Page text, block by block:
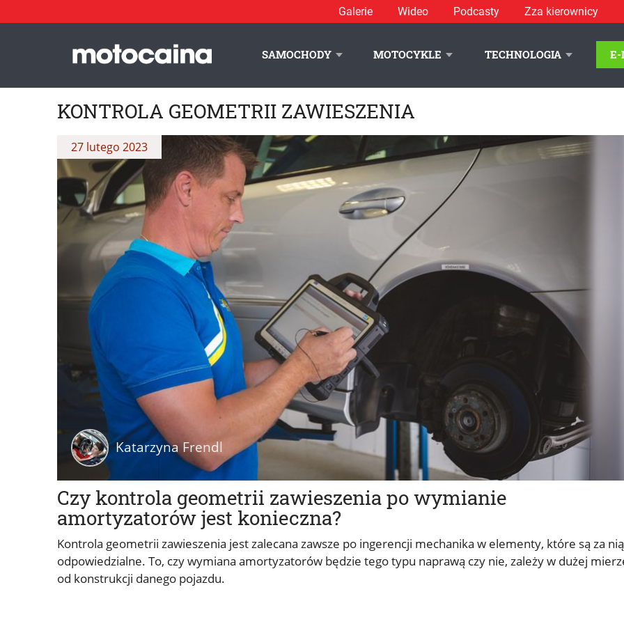
Galerie Wideo Podcasty Zza kierownicy
SAMOCHODY MOTOCYKLE TECHNOLOGIA E-
KONTROLA GEOMETRII ZAWIESZENIA
Czy kontrola geometrii zawieszenia po wymianie
amortyzatorów jest konieczna?
27 lutego 2023
Katarzyna Frendl
Kontrola geometrii zawieszenia jest zalecana zawsze po ingerencji mechanika w elementy, które są za nią
odpowiedzialne. To, czy wymiana amortyzatorów będzie tego typu naprawą czy nie, zależy w dużej
od konstrukcji danego pojazdu.